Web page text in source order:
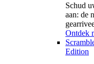
Schud
aan: de
Ontdek
Edition